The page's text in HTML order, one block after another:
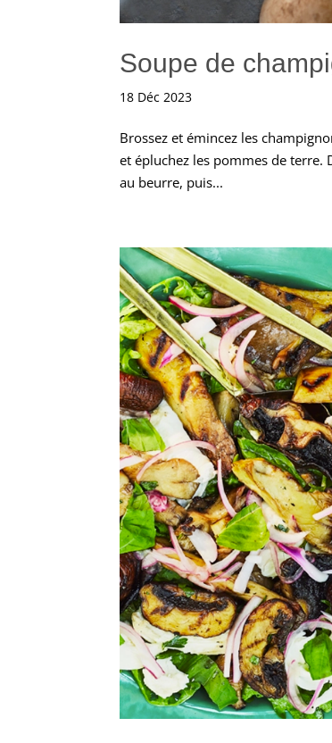
Soupe de
18 Déc 2023
Brossez et émincez les
et épluchez les pommes de terre.
au beurre, puis...